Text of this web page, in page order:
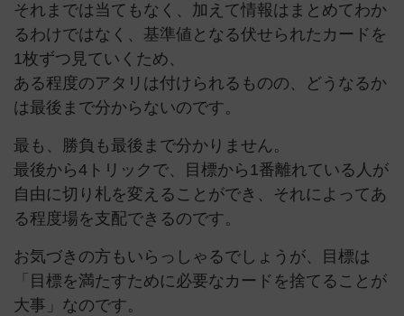
それまでは当てもなく、加えて情報はまとめてわか
るわけではなく、基準値となる伏せられたカードを
1枚ずつ見ていくため、
ある程度のアタリは付けられるものの、どうなるか
は最後まで分からないのです。
最も、勝負も最後まで分かりません。
最後から4トリックで、目標から1番離れている人が
自由に切り札を変えることができ、それによってあ
る程度場を支配できるのです。
お気づきの方もいらっしゃるでしょうが、目標は
「目標を満たすために必要なカードを捨てることが
大事」なのです。